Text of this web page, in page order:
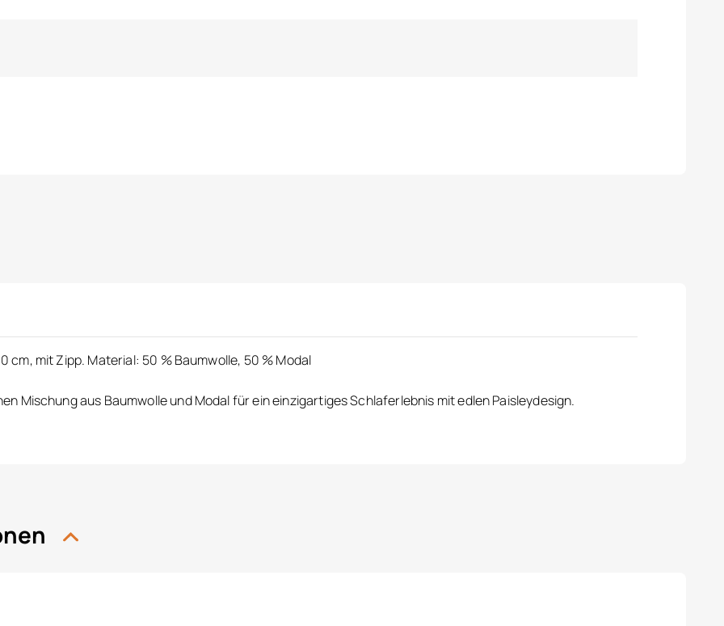
mit Zipp. Material: 50 % Baumwolle, 50 % Modal
Mischung aus Baumwolle und Modal für ein einzigartiges Schlaferlebnis mit edlen Paisleydesign.